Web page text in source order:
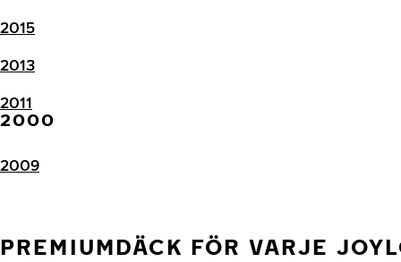
2015
2013
2011
2000
2009
PREMIUMDÄCK FÖR VARJE